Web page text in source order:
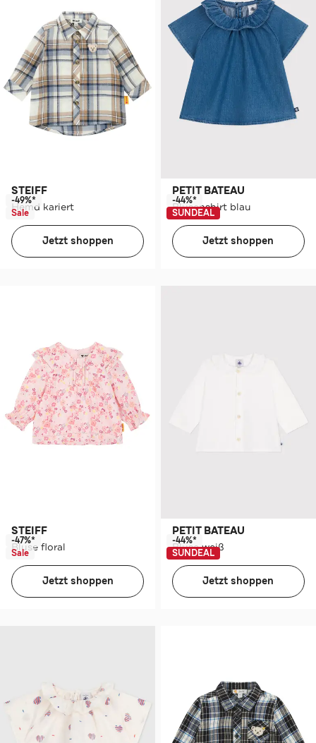
STEIFF
Hemd kariert
-49%*
Sale
Jetzt shoppen
PETIT BATEAU
Blusenshirt blau
-44%*
SUNDEAL
Jetzt shoppen
STEIFF
Bluse floral
-47%*
Sale
Jetzt shoppen
PETIT BATEAU
Bluse weiß
-44%*
SUNDEAL
Jetzt shoppen